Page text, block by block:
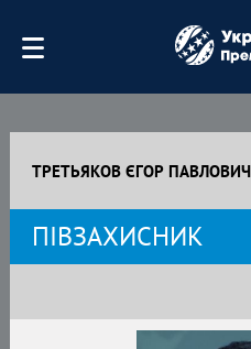
ТРЕТЬЯКОВ ЄГОР ПАВЛОВИЧ
ПІВЗАХИСНИК